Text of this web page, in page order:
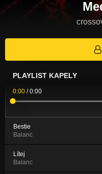
PLAYLIST KAPELY
0:00 /0:00
Bestie
Balanc
Lítej
Balanc